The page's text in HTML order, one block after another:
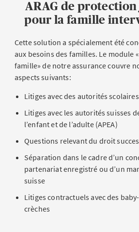
ARAG de
pour la famille
Cette solution a spécialement été
aux besoins des familles. Le module
famille» de notre assurance couvre
aspects suivants:
Litiges avec des autorités
Litiges avec les autorités suisses
l’enfant et de l’adulte (APEA)
Questions relevant du droit
Séparation dans le cadre d’un
partenariat enregistré ou d’un
suisse
Litiges contractuels avec des
crèches